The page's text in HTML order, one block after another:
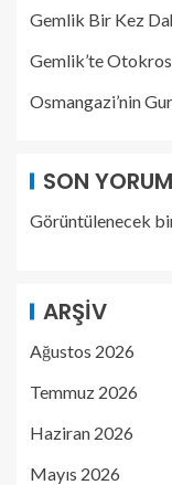
Gemlik Bir Kez
Gemlik’te
Osmangazi’nin
SON
Görüntülenecek
ARŞIV
Ağustos 2026
Temmuz 2026
Haziran 2026
Mayıs 2026